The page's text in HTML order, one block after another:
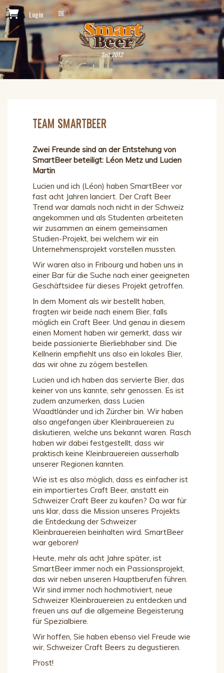
Login DE
Seit 2012
TEAM SMARTBEER
Zwei Freunde sind an der Entstehung von
SmartBeer beteiligt: Léon Metz und Lucien
Martin
Lucien und ich (Léon) haben SmartBeer vor
fast acht Jahren lanciert. Der Craft Beer
Trend war damals noch nicht in der Schweiz
angekommen und als Studenten arbeiteten
wir zusammen an einem gemeinsamen
Studien-Projekt, bei welchem wir ein
Unternehmensprojekt vorstellen mussten.
Wir waren also in Fribourg und haben uns in
einer Bar für die Suche nach einer geeigneten
Geschäftsidee für dieses Projekt getroffen.
In dem Moment als wir bestellt haben,
fragten wir beide nach einem Bier, falls
möglich ein Craft Beer. Und genau in diesem
einen Moment haben wir gemerkt, dass wir
beide passionierte Bierliebhaber sind. Die
Kellnerin empfiehlt uns also ein lokales Bier,
das wir ohne zu zögern bestellen.
Lucien und ich haben das servierte Bier, das
keiner von uns kannte, sehr genossen. Es ist
zudem anzumerken, dass Lucien
Waadtländer und ich Zürcher bin. Wir haben
also angefangen über Kleinbrauereien zu
diskutieren, welche uns bekannt waren. Rasch
haben wir dabei festgestellt, dass wir
praktisch keine Kleinbrauereien ausserhalb
unserer Regionen kannten.
Wie ist es also möglich, dass es einfacher ist
ein importiertes Craft Beer, anstatt ein
Schweizer Craft Beer zu kaufen? Da war für
uns klar, dass die Mission unseres Projekts
die Entdeckung der Schweizer
Kleinbrauereien beinhalten wird. SmartBeer
war geboren!
Heute, mehr als acht Jahre später, ist
SmartBeer immer noch ein Passionsprojekt,
das wir neben unseren Hauptberufen führen.
Wir sind immer noch hochmotiviert, neue
Schweizer Kleinbrauereien zu entdecken und
freuen uns auf die allgemeine Begeisterung
für Spezialbiere.
Wir hoffen, Sie haben ebenso viel Freude wie
wir, Schweizer Craft Beers zu degustieren.
Prost!